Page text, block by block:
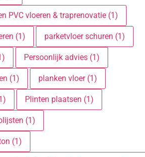
PVC vloeren & traprenovatie (1)
(1) parketvloer schuren (1)
Persoonlijk advies (1)
(1) planken vloer (1)
Plinten plaatsen (1)
(1)
(1)